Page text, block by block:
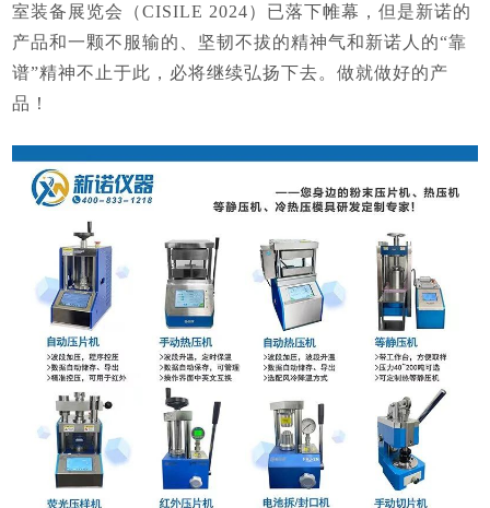
室装备展览会（CISILE 2024）已落下帷幕，但是新诺的
产品和一颗不服输的、坚韧不拔的精神气和新诺人的“靠
谱”精神不止于此，必将继续弘扬下去。做就做好的产
品！